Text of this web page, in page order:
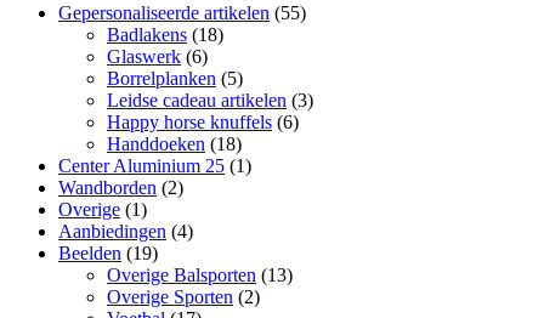
Gepersonaliseerde artikelen (55)
Badlakens (18)
Glaswerk (6)
Borrelplanken (5)
Leidse cadeau artikelen (3)
Happy horse knuffels (6)
Handdoeken (18)
Center Aluminium 25 (1)
Wandborden (2)
Overige (1)
Aanbiedingen (4)
Beelden (19)
Overige Balsporten (13)
Overige Sporten (2)